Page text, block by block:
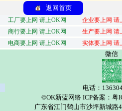
返回首页
工厂要上网 请上OK网 企业要上网 请
商行要上网 请上OK网
生产要上网 请
电商要上网 请上OK网
实体要上网 请
微信
电话：
©OK新蓝网络 ICP备案：粤
广东省江门鹤山市沙坪新城路